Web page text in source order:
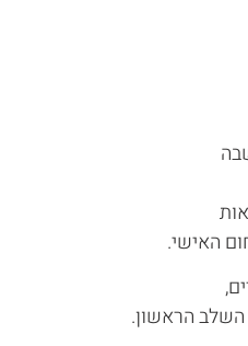
האישי.
השלב הראשון.